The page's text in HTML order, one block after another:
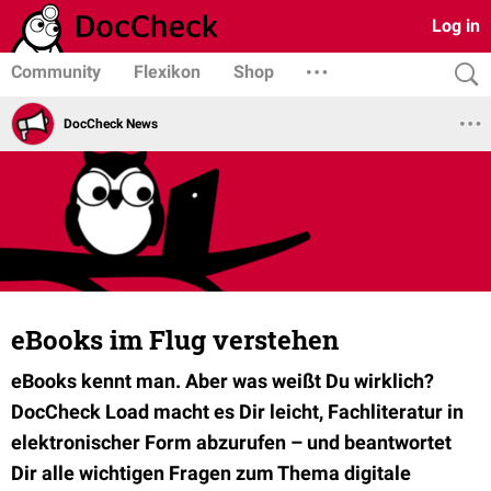
Log in
Community Flexikon Shop
DocCheck News
eBooks im Flug verstehen
eBooks kennt man. Aber was weißt Du wirklich?
DocCheck Load macht es Dir leicht, Fachliteratur in
elektronischer Form abzurufen – und beantwortet
Dir alle wichtigen Fragen zum Thema digitale